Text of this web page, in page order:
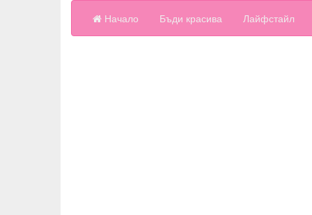
Начало Бъди красива Лайфстайл